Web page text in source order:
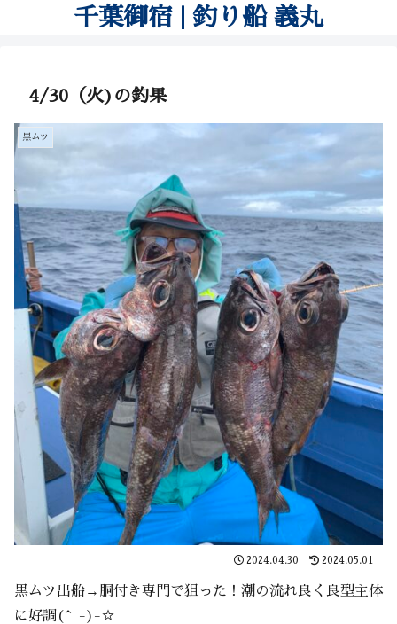
千葉御宿 | 釣り船 義丸
4/30（火)の釣果
黒ムツ
2024.04.30 2024.05.01
黒ムツ出船→胴付き専門で狙った！潮の流れ良く良型主体
に好調(^_-)-☆